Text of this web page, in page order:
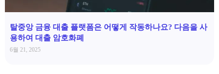
탈중앙 금융 대출 플랫폼은 어떻게 작동하나요? 다음을 사
용하여 대출 암호화폐
6월 21, 2025